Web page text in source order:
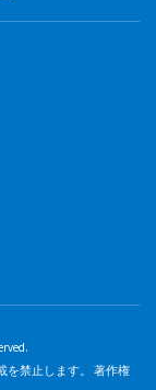
を禁止します。 著作権